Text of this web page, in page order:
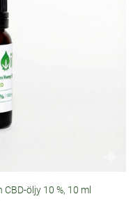
öljy 10 %, 10 ml